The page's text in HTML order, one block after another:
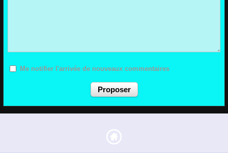
Me notifier l'arrivée de nouveaux commentaires